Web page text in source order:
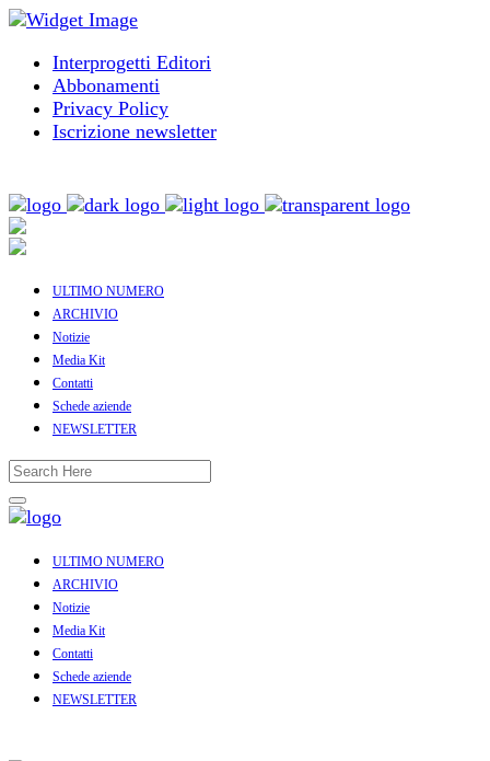
Interprogetti Editori
Abbonamenti
Privacy Policy
Iscrizione newsletter
ULTIMO NUMERO
ARCHIVIO
Notizie
Media Kit
Contatti
Schede aziende
NEWSLETTER
ULTIMO NUMERO
ARCHIVIO
Notizie
Media Kit
Contatti
Schede aziende
NEWSLETTER